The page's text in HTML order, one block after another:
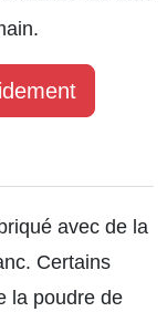
avec de la
Certains
la poudre de